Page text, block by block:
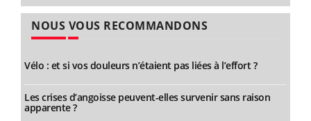
NOUS VOUS RECOMMANDONS
Vélo : et si vos douleurs n’étaient pas liées à l’effort ?
Les crises d’angoisse peuvent-elles survenir sans raison
apparente ?